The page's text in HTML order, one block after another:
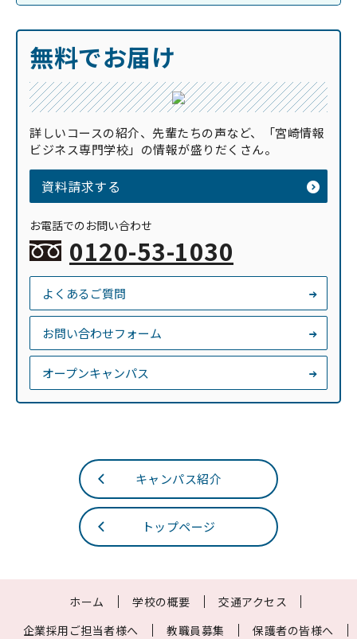
無料でお届け
詳しいコースの紹介、先輩たちの声など、「宮崎情報
ビジネス専門学校」の情報が盛りだくさん。
資料請求する
お電話でのお問い合わせ
0120-53-1030
よくあるご質問
お問い合わせフォーム
オープンキャンパス
キャンパス紹介
トップページ
ホーム 学校の概要
交通アクセス
企業採用ご担当者様へ
教職員募集
保護者の皆様へ